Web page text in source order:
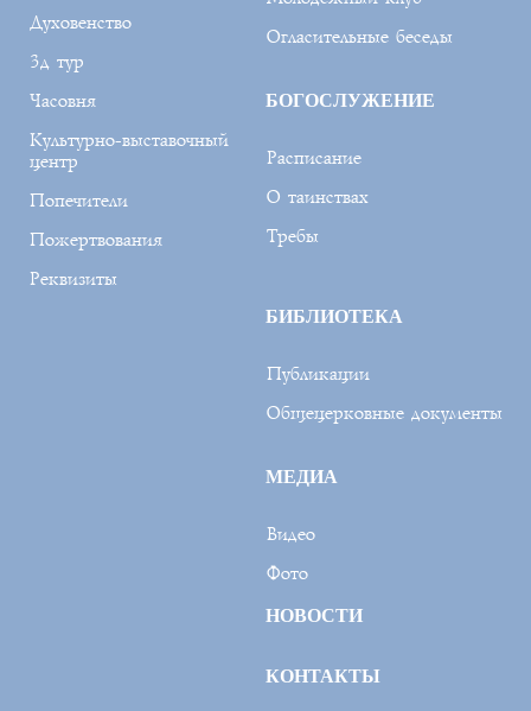
Духовенство
3д тур
Часовня
Культурно-выставочный
центр
Попечители
Пожертвования
Реквизиты
Огласительные беседы
БОГОСЛУЖЕНИЕ
Расписание
О таинствах
Требы
БИБЛИОТЕКА
Публикации
Общецерковные документы
МЕДИА
Видео
Фото
НОВОСТИ
КОНТАКТЫ